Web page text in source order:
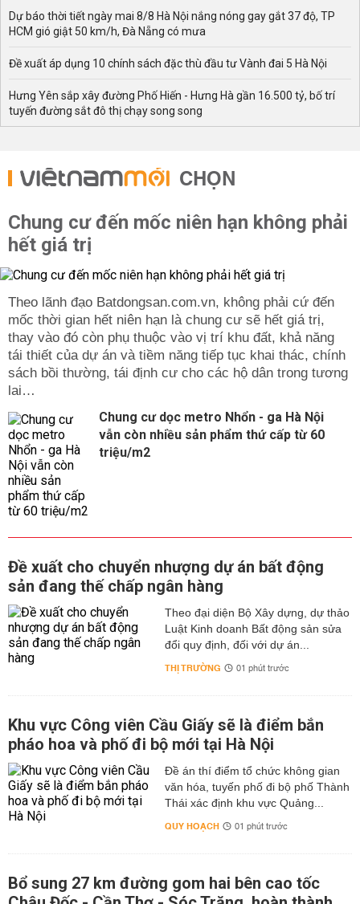
Dự báo thời tiết ngày mai 8/8 Hà Nội nắng nóng gay gắt 37 độ, TP
HCM gió giật 50 km/h, Đà Nẵng có mưa
Đề xuất áp dụng 10 chính sách đặc thù đầu tư Vành đai 5 Hà Nội
Hưng Yên sắp xây đường Phố Hiến - Hưng Hà gần 16.500 tỷ, bố trí
tuyến đường sắt đô thị chạy song song
CHỌN
Chung cư đến mốc niên hạn không phải
hết giá trị
Theo lãnh đạo Batdongsan.com.vn, không phải cứ đến
mốc thời gian hết niên hạn là chung cư sẽ hết giá trị,
thay vào đó còn phụ thuộc vào vị trí khu đất, khả năng
tái thiết của dự án và tiềm năng tiếp tục khai thác, chính
sách bồi thường, tái định cư cho các hộ dân trong tương
lai…
Chung cư dọc metro Nhổn - ga Hà Nội
vẫn còn nhiều sản phẩm thứ cấp từ 60
triệu/m2
Đề xuất cho chuyển nhượng dự án bất động
sản đang thế chấp ngân hàng
Theo đại diện Bộ Xây dựng, dự thảo
Luật Kinh doanh Bất động sản sửa
đổi quy định, đối với dự án...
THỊ TRƯỜNG 01 phút trước
Khu vực Công viên Cầu Giấy sẽ là điểm bắn
pháo hoa và phố đi bộ mới tại Hà Nội
Đề án thí điểm tổ chức không gian
văn hóa, tuyến phố đi bộ phố Thành
Thái xác định khu vực Quảng...
QUY HOẠCH 01 phút trước
Bổ sung 27 km đường gom hai bên cao tốc